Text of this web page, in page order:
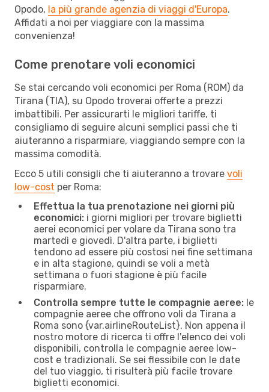
Opodo, la più grande agenzia di viaggi d'Europa.
Affidati a noi per viaggiare con la massima
convenienza!
Come prenotare voli economici
Se stai cercando voli economici per Roma (ROM) da
Tirana (TIA), su Opodo troverai offerte a prezzi
imbattibili. Per assicurarti le migliori tariffe, ti
consigliamo di seguire alcuni semplici passi che ti
aiuteranno a risparmiare, viaggiando sempre con la
massima comodità.
Ecco 5 utili consigli che ti aiuteranno a trovare voli
low-cost per Roma:
Effettua la tua prenotazione nei giorni più
economici: i giorni migliori per trovare biglietti
aerei economici per volare da Tirana sono tra
martedì e giovedì. D'altra parte, i biglietti
tendono ad essere più costosi nei fine settimana
e in alta stagione, quindi se voli a metà
settimana o fuori stagione è più facile
risparmiare.
Controlla sempre tutte le compagnie aeree: le
compagnie aeree che offrono voli da Tirana a
Roma sono {​var.airlineRouteList}. Non appena il
nostro motore di ricerca ti offre l'elenco dei voli
disponibili, controlla le compagnie aeree low-
cost e tradizionali. Se sei flessibile con le date
del tuo viaggio, ti risulterà più facile trovare
biglietti economici.